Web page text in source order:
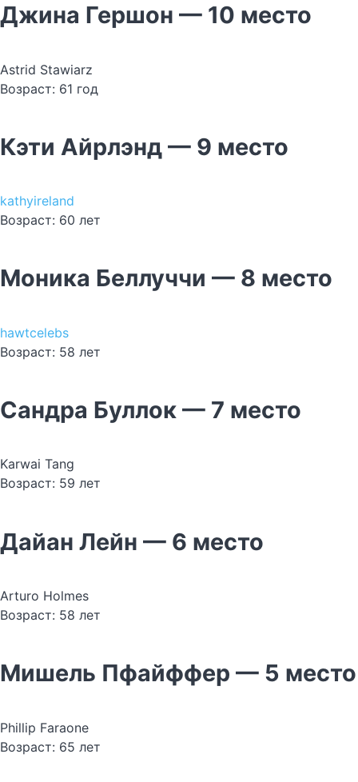
Джина Гершон — 10 место
Astrid Stawiarz
Возраст: 61 год
Кэти Айрлэнд — 9 место
kathyireland
Возраст: 60 лет
Моника Беллуччи — 8 место
hawtcelebs
Возраст: 58 лет
Сандра Буллок — 7 место
Karwai Tang
Возраст: 59 лет
Дайан Лейн — 6 место
Arturo Holmes
Возраст: 58 лет
Мишель Пфайффер — 5 место
Phillip Faraone
Возраст: 65 лет